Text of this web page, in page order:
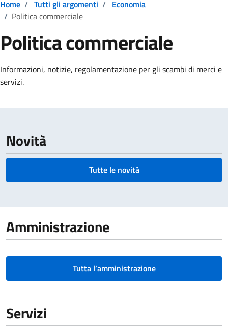
Home / Tutti gli argomenti / Economia
/ Politica commerciale
Politica commerciale
Dettagli della notizia
Informazioni, notizie, regolamentazione per gli scambi di merci e
servizi.
Novità
Tutte le novità
Amministrazione
Tutta l’amministrazione
Servizi